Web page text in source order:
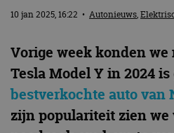
10 jan 2025, 16:22 • Autonieuws,
Vorige week konden we
Tesla Model Y in 2024
bestverkochte auto van
zijn populariteit zien we